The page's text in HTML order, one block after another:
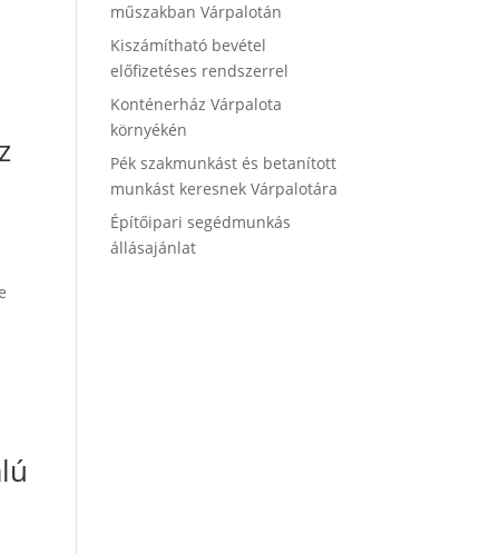
műszakban Várpalotán
Kiszámítható bevétel
előfizetéses rendszerrel
Konténerház Várpalota
környékén
Pék szakmunkást és betanított
munkást keresnek Várpalotára
Építőipari segédmunkás
állásajánlat